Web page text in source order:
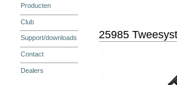
Producten
Club
Support/downloads
Contact
Dealers
25985